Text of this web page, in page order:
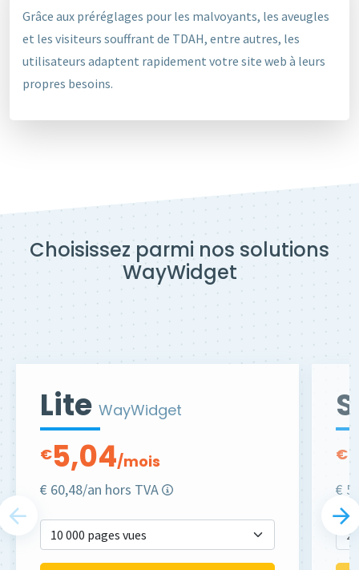
Grâce aux préréglages pour les malvoyants, les aveugles
et les visiteurs souffrant de TDAH, entre autres, les
utilisateurs adaptent rapidement votre site web à leurs
propres besoins.
Choisissez parmi nos solutions
WayWidget
Lite WayWidget
€5,04/mois
€ 60,48/an hors TVA
€
€